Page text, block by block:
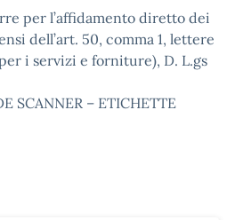
per l’affidamento diretto dei
dell’art. 50, comma 1, lettere
i servizi e forniture), D. L.gs
SCANNER – ETICHETTE